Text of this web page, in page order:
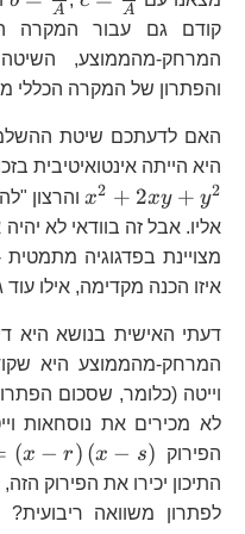
A A
קודם גם עבור המקרה
המרחק-מהממוצע,
והפתרון של המקרה הכללי
האם לדעתכם שיטת ההשלמה
היא הייתה אינטואיטיבית
x2 + 2xy + y2 והרצון
אליו. אבל זה בוודאי לא
מצויינת בפדגוגיה
איזו הכנה מקדימה, אילו
דעתי האישית בנושא היא
המרחק-מהממוצע היא
וייטה (כלומר, שסכום-
b
c
לא מכירים את נוסחאות
הפירוק
r\right)\left(x-
s\right)
(x − r) (x − s)
התיכון יכירו את הפירוק
לפתרון משוואה